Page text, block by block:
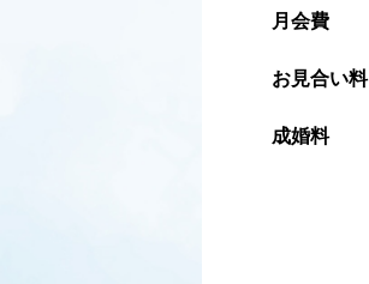
月会費
お見合い料
成婚料